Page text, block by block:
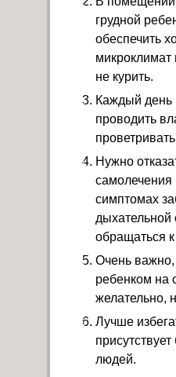
грудной
обеспечить
микроклимат
не курить.
Каждый день
проводить
Нужно
симптомах
дыхательной
обращаться к
Очень важно,
ребенком на
желательно,
Лучше
людей.